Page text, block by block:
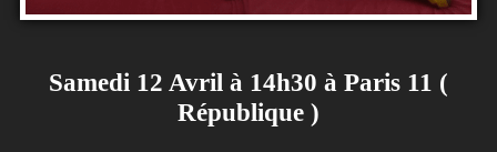
Samedi 12 Avril à 14h30 à Paris 11 (
République )